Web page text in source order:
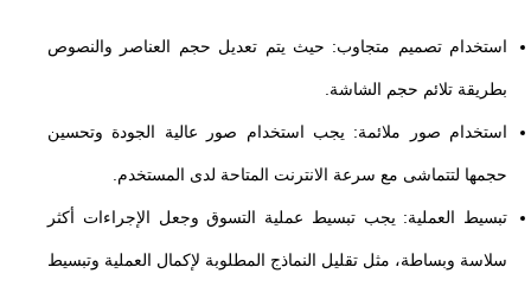
استخدام تصميم متجاوب: حيث يتم تعديل حجم العناصر والنصوص
بطريقة تلائم حجم الشاشة.
استخدام صور ملائمة: يجب استخدام صور عالية الجودة وتحسين
حجمها لتتماشى مع سرعة الانترنت المتاحة لدى المستخدم.
تبسيط العملية: يجب تبسيط عملية التسوق وجعل الإجراءات أكثر
سلاسة وبساطة، مثل تقليل النماذج المطلوبة لإكمال العملية وتبسيط